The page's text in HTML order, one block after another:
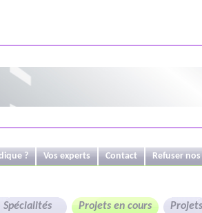
? Vos experts Contact Refuser
Spécialités Projets en cours